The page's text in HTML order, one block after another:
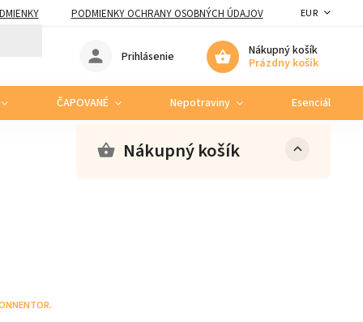
PODMIENKY OCHRANY OSOBNÝCH ÚDAJOV EUR
Nákupný košík
Prázdny košík
Prihlásenie
ČAPOVANÉ Nepotraviny Esenciálne
Nákupný košík